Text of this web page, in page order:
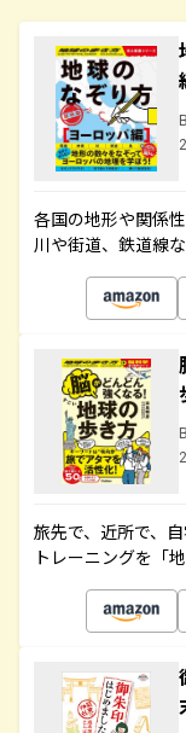
各国の地形や関係
川や街道、鉄道線
旅先で、近所で、
トレーニングを「